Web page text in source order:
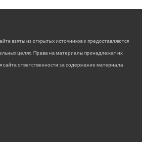
взяты из открытых источников и предоставляются
целях. Права на материалы принадлежат их
ответственности за содержание материала